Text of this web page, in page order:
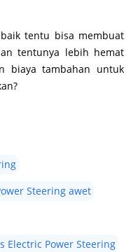
tentu bisa membuat
tentunya lebih hemat
biaya tambahan untuk
Steering awet
Electric Power Steering